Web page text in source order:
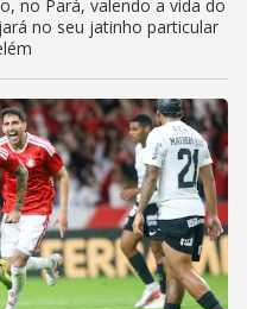
no Pará, valendo a vida do
no seu jatinho particular